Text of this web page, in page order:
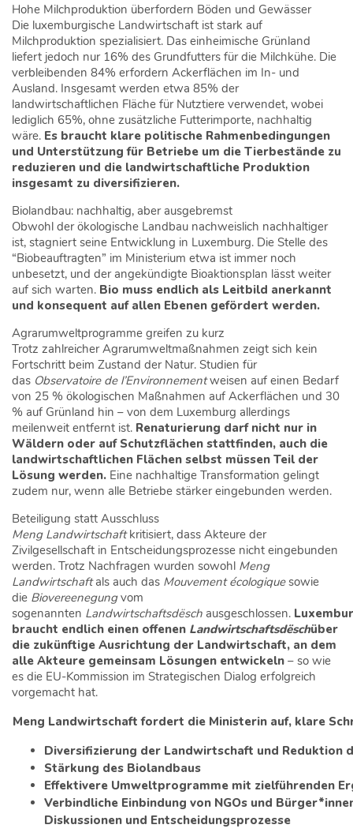
Hohe Milchproduktion überfordern Böden und Gewässer
Die luxemburgische Landwirtschaft ist stark auf
Milchproduktion spezialisiert. Das einheimische Grünland
liefert jedoch nur 16% des Grundfutters für die Milchkühe. Die
verbleibenden 84% erfordern Ackerflächen im In- und
Ausland. Insgesamt werden etwa 85% der
landwirtschaftlichen Fläche für Nutztiere verwendet, wobei
lediglich 65%, ohne zusätzliche Futterimporte, nachhaltig
wäre. Es braucht klare politische Rahmenbedingungen
und Unterstützung für Betriebe um die Tierbestände zu
reduzieren und die landwirtschaftliche Produktion
insgesamt zu diversifizieren.
Biolandbau: nachhaltig, aber ausgebremst
Obwohl der ökologische Landbau nachweislich nachhaltiger
ist, stagniert seine Entwicklung in Luxemburg. Die Stelle des
“Biobeauftragten” im Ministerium etwa ist immer noch
unbesetzt, und der angekündigte Bioaktionsplan lässt weiter
auf sich warten. Bio muss endlich als Leitbild anerkannt
und konsequent auf allen Ebenen gefördert werden.
Agrarumweltprogramme greifen zu kurz
Trotz zahlreicher Agrarumweltmaßnahmen zeigt sich kein
Fortschritt beim Zustand der Natur. Studien für
das Observatoire de l’Environnementweisen auf einen Bedarf
von 25 % ökologischen Maßnahmen auf Ackerflächen und 30
% auf Grünland hin – von dem Luxemburg allerdings
meilenweit entfernt ist. Renaturierung darf nicht nur in
Wäldern oder auf Schutzflächen stattfinden, auch die
landwirtschaftlichen Flächen selbst müssen Teil der
Lösung werden. Eine nachhaltige Transformation gelingt
zudem nur, wenn alle Betriebe stärker eingebunden werden.
Beteiligung statt Ausschluss
Meng Landwirtschaftkritisiert, dass Akteure der
Zivilgesellschaft in Entscheidungsprozesse nicht eingebunden
werden. Trotz Nachfragen wurden sowohl Meng
Landwirtschaftals auch das Mouvement écologiquesowie
die Biovereenegungvom
sogenannten Landwirtschaftsdësch ausgeschlossen.
braucht endlich einen offenen Landwirtschaftsdëschüber
die zukünftige Ausrichtung der Landwirtschaft, an dem
alle Akteure gemeinsam Lösungen entwickeln – so wie
es die EU-Kommission im Strategischen Dialog erfolgreich
vorgemacht hat.
Meng Landwirtschaft fordert die Ministerin auf, klare
Diversifizierung der Landwirtschaft und Reduktion
Stärkung des Biolandbaus
Effektivere Umweltprogramme mit zielführenden
Verbindliche Einbindung von NGOs und
Diskussionen und Entscheidungsprozesse